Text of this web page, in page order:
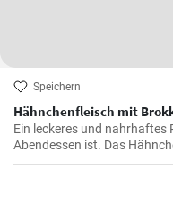
Speichern
Hähnchenfleisch mit
Ein leckeres und
Abendessen ist. Das
und saftig ist, dann wird